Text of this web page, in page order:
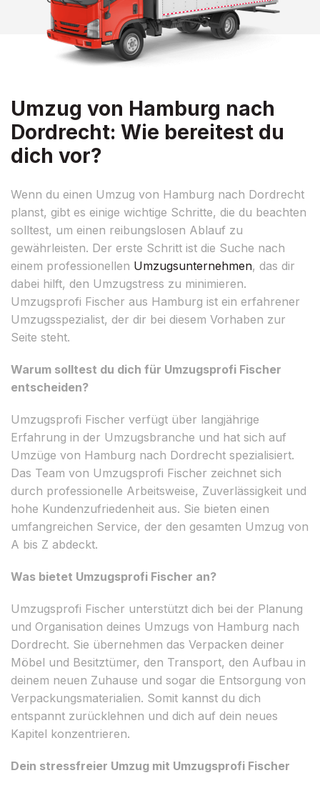
Umzug von Hamburg nach
Dordrecht: Wie bereitest du
dich vor?
Wenn du einen Umzug von Hamburg nach Dordrecht
planst, gibt es einige wichtige Schritte, die du beachten
solltest, um einen reibungslosen Ablauf zu
gewährleisten. Der erste Schritt ist die Suche nach
einem professionellen Umzugsunternehmen, das dir
dabei hilft, den Umzugstress zu minimieren.
Umzugsprofi Fischer aus Hamburg ist ein erfahrener
Umzugsspezialist, der dir bei diesem Vorhaben zur
Seite steht.
Warum solltest du dich für Umzugsprofi Fischer
entscheiden?
Umzugsprofi Fischer verfügt über langjährige
Erfahrung in der Umzugsbranche und hat sich auf
Umzüge von Hamburg nach Dordrecht spezialisiert.
Das Team von Umzugsprofi Fischer zeichnet sich
durch professionelle Arbeitsweise, Zuverlässigkeit und
hohe Kundenzufriedenheit aus. Sie bieten einen
umfangreichen Service, der den gesamten Umzug von
A bis Z abdeckt.
Was bietet Umzugsprofi Fischer an?
Umzugsprofi Fischer unterstützt dich bei der Planung
und Organisation deines Umzugs von Hamburg nach
Dordrecht. Sie übernehmen das Verpacken deiner
Möbel und Besitztümer, den Transport, den Aufbau in
deinem neuen Zuhause und sogar die Entsorgung von
Verpackungsmaterialien. Somit kannst du dich
entspannt zurücklehnen und dich auf dein neues
Kapitel konzentrieren.
Dein stressfreier Umzug mit Umzugsprofi Fischer